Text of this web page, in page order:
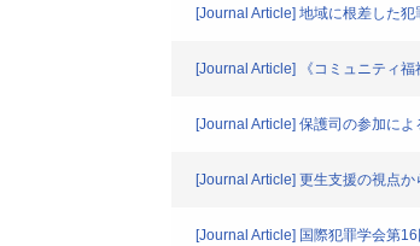
[Journal Article] 地域に根差した
[Journal Article] 《コミュニティ
[Journal Article] 保護司の参加に
[Journal Article] 更生支援の視点
[Journal Article] 国際犯罪学会第